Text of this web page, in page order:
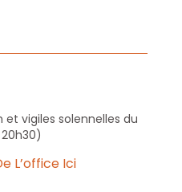
et vigiles solennelles du
L’office Ici